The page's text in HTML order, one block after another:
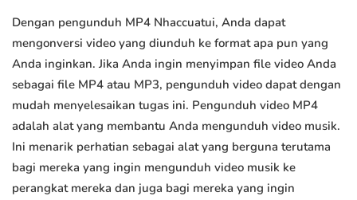
Dengan pengunduh MP4 Nhaccuatui, Anda dapat
mengonversi video yang diunduh ke format apa pun yang
Anda inginkan. Jika Anda ingin menyimpan file video Anda
sebagai file MP4 atau MP3, pengunduh video dapat dengan
mudah menyelesaikan tugas ini. Pengunduh video MP4
adalah alat yang membantu Anda mengunduh video musik.
Ini menarik perhatian sebagai alat yang berguna terutama
bagi mereka yang ingin mengunduh video musik ke
perangkat mereka dan juga bagi mereka yang ingin